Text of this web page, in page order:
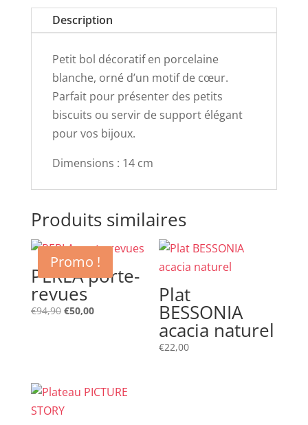
Description
Petit bol décoratif en porcelaine
blanche, orné d’un motif de cœur.
Parfait pour présenter des petits
biscuits ou servir de support élégant
pour vos bijoux.
Dimensions : 14 cm
Produits similaires
Promo !
PERLA porte-
revues
€94,90 Le
€50,00Le
Plat
BESSONIA
acacia naturel
€22,00